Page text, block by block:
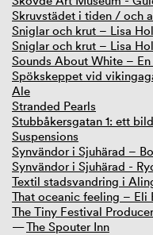
Skruvstädet i tiden / och
Sniglar och krut – Lisa
Sniglar och krut – Lisa
Sounds About White –
Spökskeppet vid
Ale
Stranded Pearls
Stubbåkersgatan 1: ett
Suspensions
Synvändor i Sjuhärad –
Synvändor i Sjuhärad -
Textil stadsvandring i
That oceanic feeling – Eli
The Tiny Festival
The Spouter Inn